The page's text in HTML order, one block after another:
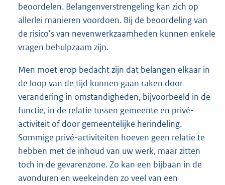
beoordelen. Belangenverstrengeling kan zich op
allerlei manieren voordoen. Bij de beoordeling van
de risico's van nevenwerkzaamheden kunnen enkele
vragen behulpzaam zijn.
Men moet erop bedacht zijn dat belangen elkaar in
de loop van de tijd kunnen gaan raken door
verandering in omstandigheden, bijvoorbeeld in de
functie, in de relatie tussen gemeente en privé-
activiteit of door gemeentelijke herindeling.
Sommige privé-activiteiten hoeven geen relatie te
hebben met de inhoud van uw werk, maar zitten
toch in de gevarenzone. Zo kan een bijbaan in de
avonduren en weekeinden zo veel van een